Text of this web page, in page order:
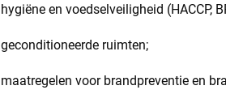
hygiëne en voedselveiligheid (HACCP,
geconditioneerde ruimten;
maatregelen voor brandpreventie en